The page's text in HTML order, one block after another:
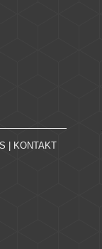
KONTAKT